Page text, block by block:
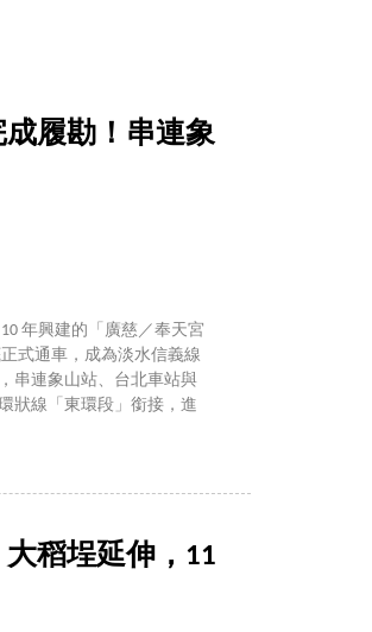
履勘！串連象
年興建的「廣慈／奉天宮
式通車，成為淡水信義線
串連象山站、台北車站與
狀線「東環段」銜接，進
稻埕延伸，11